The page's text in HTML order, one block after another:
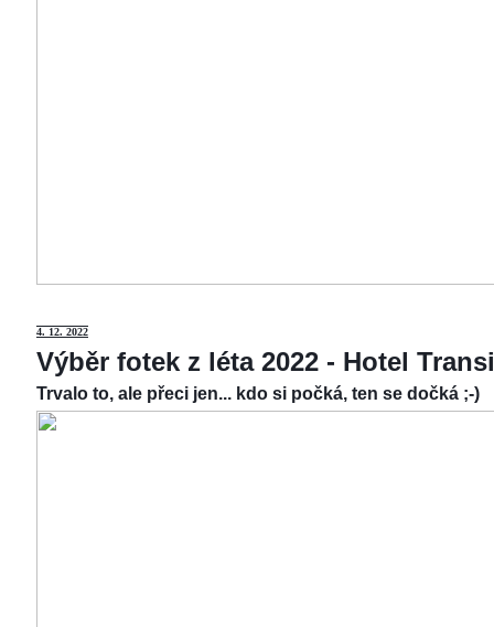
4. 12. 2022
Výběr fotek z léta 2022 - Hotel
Trvalo to, ale přeci jen... kdo si počká, ten se dočká ;-)